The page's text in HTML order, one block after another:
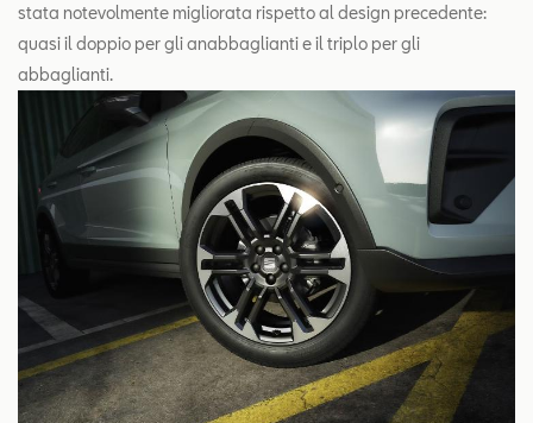
stata notevolmente migliorata rispetto al design precedente:
quasi il doppio per gli anabbaglianti e il triplo per gli
abbaglianti.